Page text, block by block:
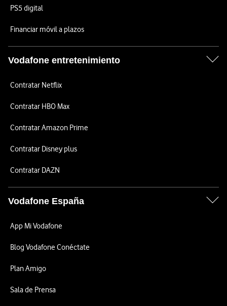
PS5 digital
Financiar móvil a plazos
Vodafone entretenimiento
Contratar Netflix
Contratar HBO Max
Contratar Amazon Prime
Contratar Disney plus
Contratar DAZN
Vodafone España
App Mi Vodafone
Blog Vodafone Conéctate
Plan Amigo
Sala de Prensa